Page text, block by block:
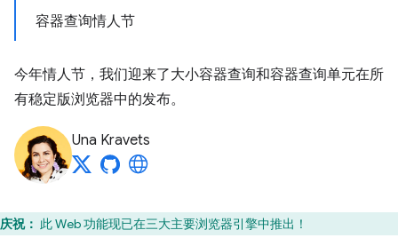
容器查询情人节
今年情人节，我们迎来了大小容器查询和容器查询单元在所
有稳定版浏览器中的发布。
Una Kravets
庆祝： 此 Web 功能现已在三大主要浏览器引擎中推出！